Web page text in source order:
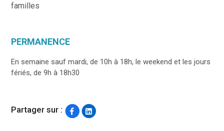
familles
PERMANENCE
En semaine sauf mardi, de 10h à 18h, le weekend et les jours
fériés, de 9h à 18h30
Partager sur :